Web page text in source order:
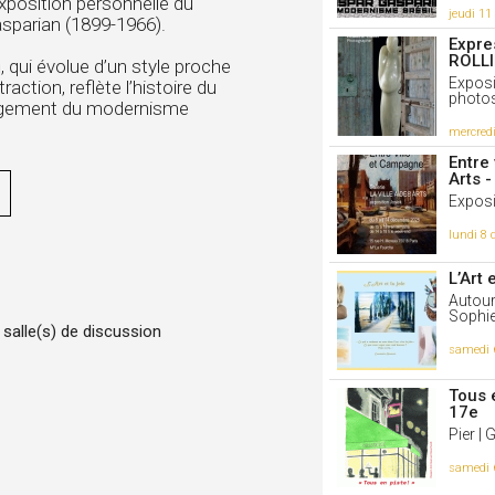
(1899-1966).
qui évolue d’un style proche
reflète l’histoire du
du modernisme
de discussion
0
9/6/
de
les
ses
les
Qui
Café
Jean-
Flore
0
7/6/2023
jeudi 11
Arts -
lundi 8
samedi
Tous
17e
Pier |
samedi